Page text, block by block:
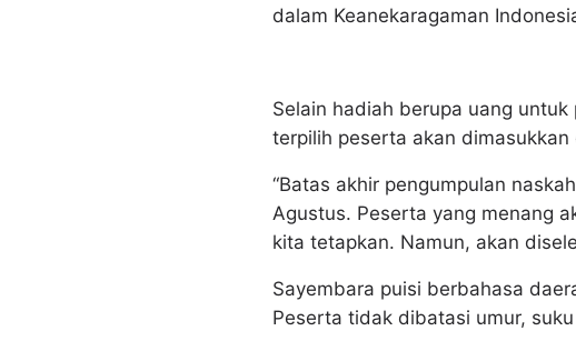
dalam Keanekaragaman
Selain hadiah berupa uang
terpilih peserta akan
“Batas akhir pengumpulan
Agustus. Peserta yang menang
kita tetapkan. Namun, akan
Sayembara puisi berbahasa
Peserta tidak dibatasi umur,